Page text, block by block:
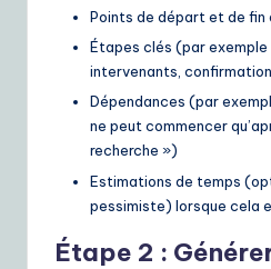
Points de départ et de fin
Étapes clés (par
intervenants,
Dépendances (par
ne peut commencer
recherche »)
Estimations de temps
pessimiste) lorsque cela
Étape 2 :